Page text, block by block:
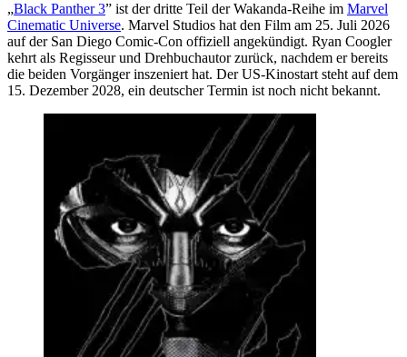
„Black Panther 3” ist der dritte Teil der Wakanda-Reihe im Marvel
Cinematic Universe. Marvel Studios hat den Film am 25. Juli 2026
auf der San Diego Comic-Con offiziell angekündigt. Ryan Coogler
kehrt als Regisseur und Drehbuchautor zurück, nachdem er bereits
die beiden Vorgänger inszeniert hat. Der US-Kinostart steht auf dem
15. Dezember 2028, ein deutscher Termin ist noch nicht bekannt.